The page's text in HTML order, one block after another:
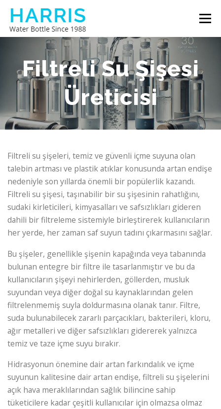
İçeriğe
Menü
HARRIS SU ŞIŞESI HAKKIMIZDA BIZE ULAŞIN
Filtreli Su Şişesi
Üreticisi
Filtreli su şişeleri, temiz ve güvenli içme suyuna olan
talebin artması ve plastik atıklar konusunda artan endişe
nedeniyle son yıllarda önemli bir popülerlik kazandı.
Filtreli su şişesi, taşınabilir bir su şişesinin rahatlığını,
sudaki kirleticileri, kimyasalları ve safsızlıkları gideren
dahili bir filtreleme sistemiyle birleştirerek kullanıcıların
her yerde, her zaman saf suyun tadını çıkarmasını sağlar.
Bu şişeler, genellikle şişenin kapağında veya tabanında
bulunan entegre bir filtre ile tasarlanmıştır ve bu da
kullanıcıların şişeyi nehirlerden, göllerden, musluk
suyundan veya diğer doğal su kaynaklarından gelen
filtrelenmemiş suyla doldurmasına olanak tanır. Filtre,
suda bulunabilecek zararlı parçacıkları, bakterileri, kloru,
ağır metalleri ve diğer safsızlıkları gidererek yalnızca
temiz ve taze içme suyu bırakır.
Hidrasyonun önemine dair artan farkındalık ve içme
suyunun kalitesine dair artan endişe, filtreli su şişelerini
açık hava meraklılarından sağlık bilincine sahip
tüketicilere kadar çeşitli kullanıcılar için olmazsa olmaz